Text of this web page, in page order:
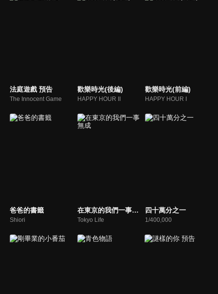
法庭遊戲 預告
The Innocent Game
歡樂時光(後編)
HAPPY HOUR II
歡樂時光(前編)
HAPPY HOUR I
爸爸的書籤
Shiori
在東京的我們一事無成
Tokyo Life
四十萬分之一
1/400,000